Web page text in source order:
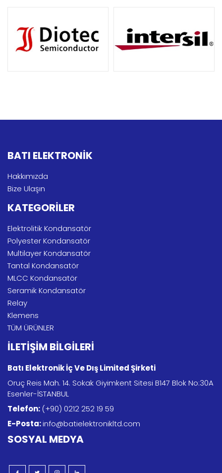
BATI ELEKTRONİK
Hakkımızda
Bize Ulaşın
KATEGORİLER
Elektrolitik Kondansatör
Polyester Kondansatör
Multilayer Kondansatör
Tantal Kondansatör
MLCC Kondansatör
Seramik Kondansatör
Relay
Klemens
TÜM ÜRÜNLER
İLETİŞİM BİLGİLERİ
Batı Elektronik İç Ve Dış Limited Şirketi
Oruç Reis Mah. 14. Sokak Giyimkent Sitesi B147 Blok No:30A
Esenler-İSTANBUL
Telefon: (+90) 0212 252 19 59
E-Posta:info@batielektronikltd.com
SOSYAL MEDYA